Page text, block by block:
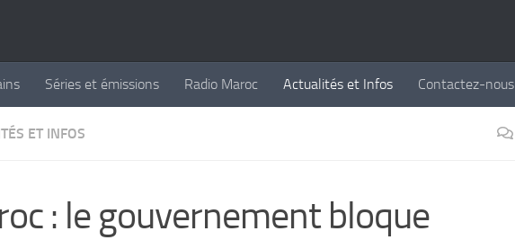
Séries et émissions Radio Maroc Actualités et Infos Contactez-nous
ET INFOS
: le gouvernement bloque